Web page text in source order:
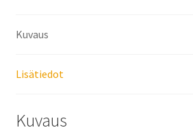
Kuvaus
Lisätiedot
Kuvaus